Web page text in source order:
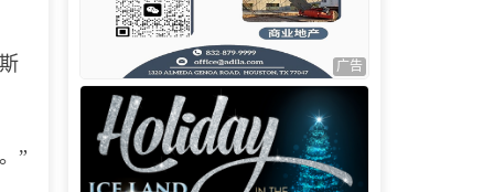
”
广告